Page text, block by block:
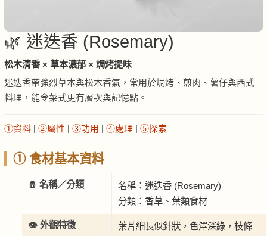
🌿 迷迭香 (Rosemary)
松木清香 × 草本濃郁 × 焗烤提味
迷迭香帶強烈草本與松木香氣，常用於焗烤、煎肉、薯仔與西式
料理，能令菜式更有層次與記憶點。
①資料 | ②屬性 | ③功用 | ④處理 | ⑤探索
① 食材基本資料
🧂 名稱／分類
名稱：迷迭香 (Rosemary)
分類：香草、葉類食材
👁️ 外觀特徵
葉片細長似針狀，色澤深綠，枝條